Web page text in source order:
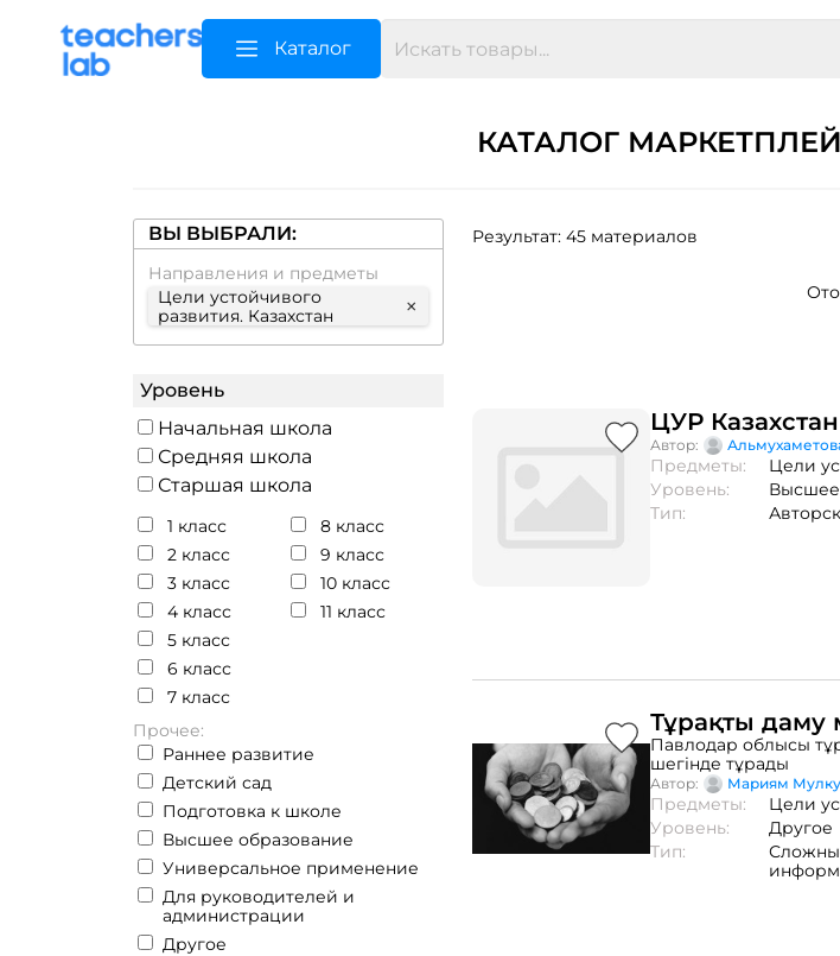
Каталог
КАТАЛОГ
ВЫ ВЫБРАЛИ:
Направления и предметы
Цели устойчивого
развития. Казахстан
×
Уровень
Начальная школа
Средняя школа
Старшая школа
1 класс
2 класс
3 класс
4 класс
5 класс
6 класс
7 класс
8 класс
9 класс
10 класс
11 класс
Прочее:
Раннее развитие
Детский сад
Подготовка к школе
Высшее образование
Универсальное применение
Для руководителей и
администрации
Другое
Результат: 45 материалов
ЦУР Казахстан
Автор:
Предметы:
Цели
Уровень:
Высшее
Тип:
Тұрақты даму
Павлодар облысы
шегінде тұрады
Автор: Мариям
Предметы:
Цели
Уровень:
Другое
Тип: